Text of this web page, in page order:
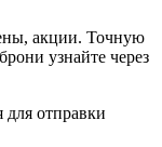
акции. Точную
узнайте через
отправки